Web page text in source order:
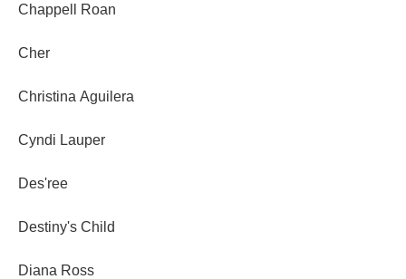
Chappell Roan
Cher
Christina Aguilera
Cyndi Lauper
Des'ree
Destiny's Child
Diana Ross